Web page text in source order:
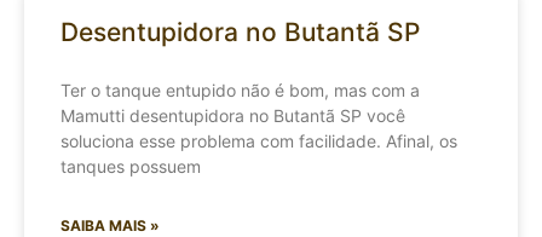
Desentupidora no Butantã SP
Ter o tanque entupido não é bom, mas com a
Mamutti desentupidora no Butantã SP você
soluciona esse problema com facilidade. Afinal, os
tanques possuem
SAIBA MAIS »